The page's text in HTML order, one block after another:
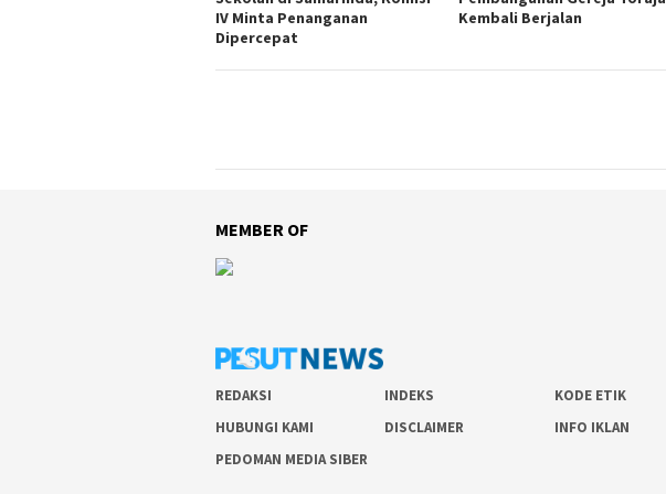
IV Minta Penanganan
Dipercepat
Kembali Berjalan
MEMBER OF
REDAKSI INDEKS
KODE ETIK
HUBUNGI KAMI
DISCLAIMER
INFO IKLAN
PEDOMAN MEDIA SIBER